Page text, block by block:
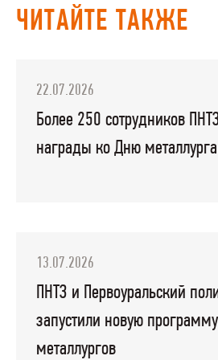
ЧИТАЙТЕ ТАКЖЕ
22.07.2026
Более 250 сотрудников
награды ко Дню металлурга
13.07.2026
ПНТЗ и Первоуральский
запустили новую
металлургов